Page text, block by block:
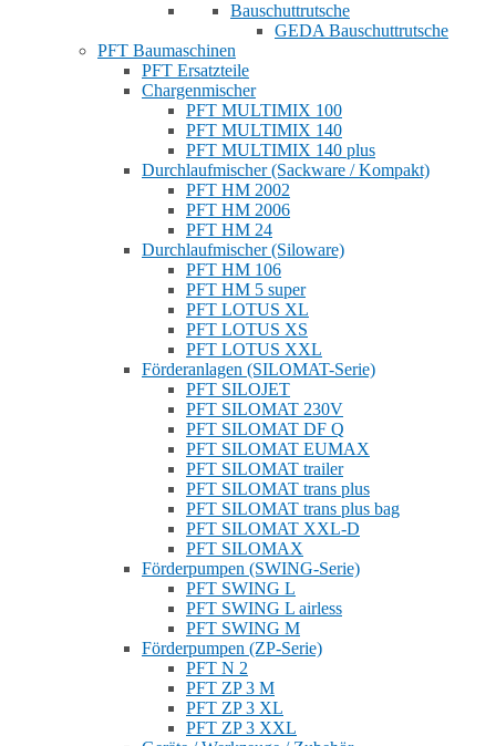
Bauschuttrutsche
GEDA Bauschuttrutsche
PFT Baumaschinen
PFT Ersatzteile
Chargenmischer
PFT MULTIMIX 100
PFT MULTIMIX 140
PFT MULTIMIX 140 plus
Durchlaufmischer (Sackware / Kompakt)
PFT HM 2002
PFT HM 2006
PFT HM 24
Durchlaufmischer (Siloware)
PFT HM 106
PFT HM 5 super
PFT LOTUS XL
PFT LOTUS XS
PFT LOTUS XXL
Förderanlagen (SILOMAT-Serie)
PFT SILOJET
PFT SILOMAT 230V
PFT SILOMAT DF Q
PFT SILOMAT EUMAX
PFT SILOMAT trailer
PFT SILOMAT trans plus
PFT SILOMAT trans plus bag
PFT SILOMAT XXL-D
PFT SILOMAX
Förderpumpen (SWING-Serie)
PFT SWING L
PFT SWING L airless
PFT SWING M
Förderpumpen (ZP-Serie)
PFT N 2
PFT ZP 3 M
PFT ZP 3 XL
PFT ZP 3 XXL